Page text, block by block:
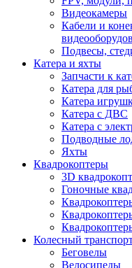
Видеокамеры
Кабели и
Подвесы,
Катера и яхты
Запчасти к
Катера для
Катера
Катера с ДВС
Катера с
Подводные
Яхты
Квадрокоптеры
3D
Гоночные
Колесный
Беговелы
Велосипеды